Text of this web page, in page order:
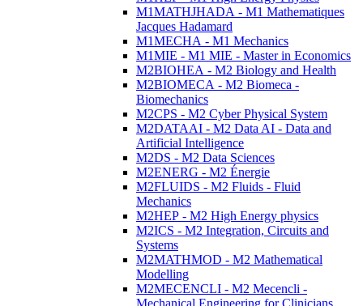
M1MATHJHADA - M1 Mathematiques
Jacques Hadamard
M1MECHA - M1 Mechanics
M1MIE - M1 MIE - Master in Economics
M2BIOHEA - M2 Biology and Health
M2BIOMECA - M2 Biomeca -
Biomechanics
M2CPS - M2 Cyber Physical System
M2DATAAI - M2 Data AI - Data and
Artificial Intelligence
M2DS - M2 Data Sciences
M2ENERG - M2 Énergie
M2FLUIDS - M2 Fluids - Fluid
Mechanics
M2HEP - M2 High Energy physics
M2ICS - M2 Integration, Circuits and
Systems
M2MATHMOD - M2 Mathematical
Modelling
M2MECENCLI - M2 Mecencli -
Mechanical Engineering for Clinicians